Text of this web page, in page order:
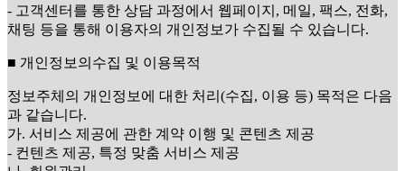
- 고객센터를 통한 상담 과정에서 웹페이지, 메일, 팩스, 전화,
채팅 등을 통해 이용자의 개인정보가 수집될 수 있습니다.
■ 개인정보의수집 및 이용목적
정보주체의 개인정보에 대한 처리(수집, 이용 등) 목적은 다음
과 같습니다.
가. 서비스 제공에 관한 계약 이행 및 콘텐츠 제공
- 컨텐츠 제공, 특정 맞춤 서비스 제공